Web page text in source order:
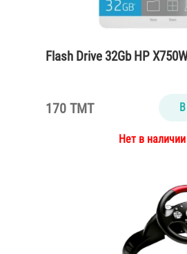
Flash Drive 32Gb HP
170 TMT
Нет в наличии